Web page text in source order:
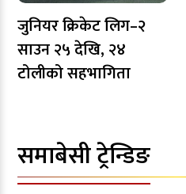
जुनियर क्रिकेट लिग–२
साउन २५ देखि, २४
टोलीको सहभागिता
समाबेसी ट्रेन्डिङ